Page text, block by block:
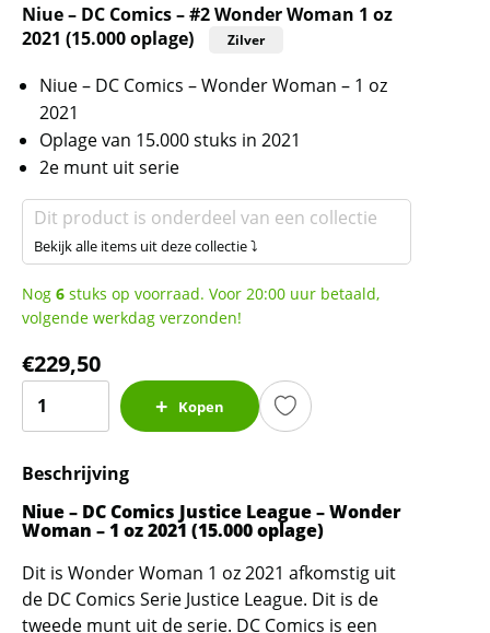
Niue – DC Comics – #2 Wonder Woman 1 oz
2021 (15.000 oplage)
Zilver
Niue – DC Comics – Wonder Woman – 1 oz
2021
Oplage van 15.000 stuks in 2021
2e munt uit serie
Dit product is onderdeel van een collectie
Bekijk alle items uit deze collectie ⤵
Nog 6 stuks op voorraad. Voor 20:00 uur betaald,
volgende werkdag verzonden!
€229,50
Comics
-
#2
Woman
1
Kopen
Beschrijving
Niue – DC Comics Justice League – Wonder
Woman – 1 oz 2021 (15.000 oplage)
Dit is Wonder Woman 1 oz 2021 afkomstig uit
de DC Comics Serie Justice League. Dit is de
tweede munt uit de serie. DC Comics is een